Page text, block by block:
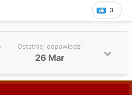
3
Ostatniej odpowiedzi
26 Mar